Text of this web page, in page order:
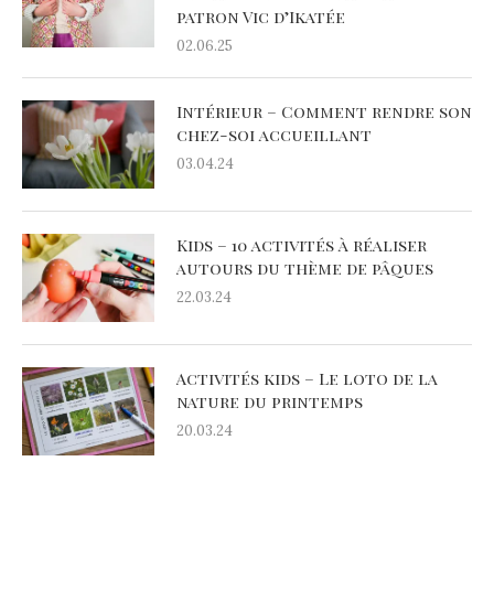
patron Vic d’Ikatée
02.06.25
Intérieur – Comment rendre son
chez-soi accueillant
03.04.24
Kids – 10 activités à réaliser
autours du thème de pâques
22.03.24
Activités kids – Le loto de la
nature du printemps
20.03.24